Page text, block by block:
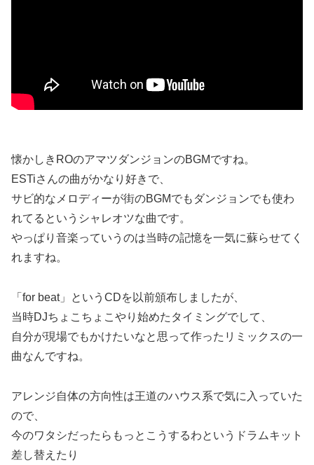
懐かしきROのアマツダンジョンのBGMですね。
ESTiさんの曲がかなり好きで、
サビ的なメロディーが街のBGMでもダンジョンでも使わ
れてるというシャレオツな曲です。
やっぱり音楽っていうのは当時の記憶を一気に蘇らせてく
れますね。
「for beat」というCDを以前頒布しましたが、
当時DJちょこちょこやり始めたタイミングでして、
自分が現場でもかけたいなと思って作ったリミックスの一
曲なんですね。
アレンジ自体の方向性は王道のハウス系で気に入っていた
ので、
今のワタシだったらもっとこうするわというドラムキット
差し替えたり